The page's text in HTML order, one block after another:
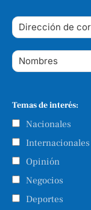
Temas de interés:
Nacionales
Internacionales
Opinión
Negocios
Deportes